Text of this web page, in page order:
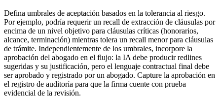
Defina umbrales de aceptación basados en la tolerancia al riesgo.
Por ejemplo, podría requerir un recall de extracción de cláusulas por
encima de un nivel objetivo para cláusulas críticas (honorarios,
alcance, terminación) mientras tolera un recall menor para cláusulas
de trámite. Independientemente de los umbrales, incorpore la
aprobación del abogado en el flujo: la IA debe producir redlines
sugeridas y su justificación, pero el lenguaje contractual final debe
ser aprobado y registrado por un abogado. Capture la aprobación en
el registro de auditoría para que la firma cuente con prueba
evidencial de la revisión.